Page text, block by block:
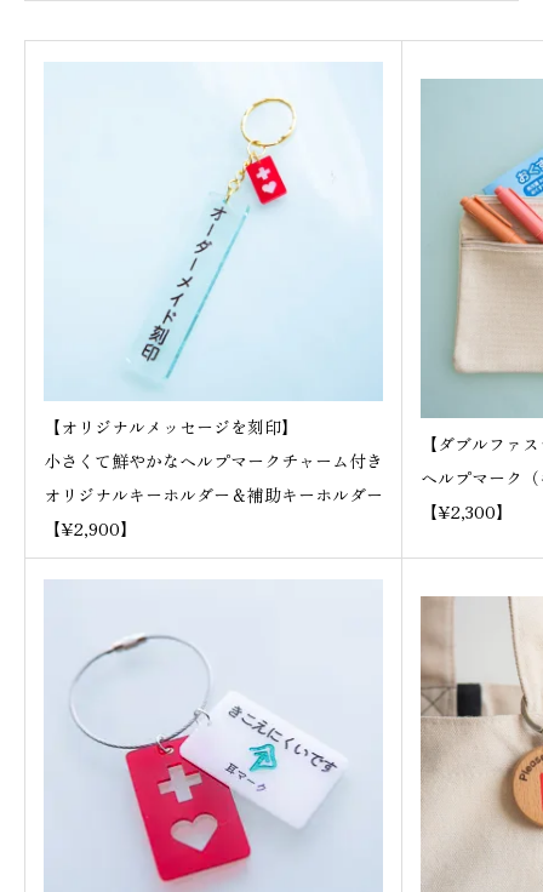
個
【オリジナルメッセージを刻印】
小さくて鮮やかなヘルプマークチャーム付き
オリジナルキーホルダー＆補助キーホルダー
【¥2,900】
【ダブルファ
ヘルプマーク
【¥2,300】